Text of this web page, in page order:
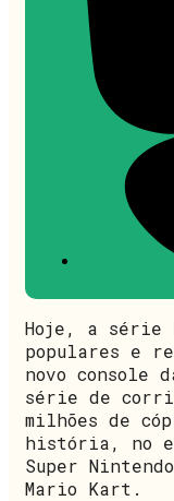
Hoje, a série
populares e
novo console
série de
milhões de
história, no
Super
Mario Kart.